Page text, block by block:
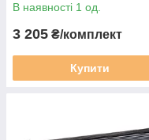
В наявності 1 од.
3 205 ₴/комплект
Купити